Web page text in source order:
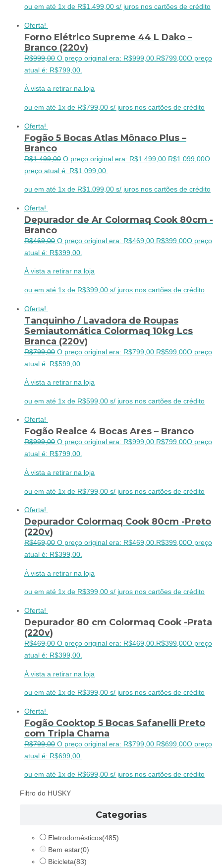
ou em até 1x de R$1.499,00 s/ juros nos cartões de crédito
Oferta!
Forno Elétrico Supreme 44 L Dako –
Branco (220v)
R$999,00 O preço original era: R$999,00. R$799,00O preço
atual é: R$799,00.
À vista a retirar na loja
ou em até 1x de R$799,00 s/ juros nos cartões de crédito
Oferta!
Fogão 5 Bocas Atlas Mônaco Plus –
Branco
R$1.499,00 O preço original era: R$1.499,00. R$1.099,00O
preço atual é: R$1.099,00.
ou em até 1x de R$1.099,00 s/ juros nos cartões de crédito
Oferta!
Depurador de Ar Colormaq Cook 80cm -
Branco
R$469,00 O preço original era: R$469,00. R$399,00O preço
atual é: R$399,00.
À vista a retirar na loja
ou em até 1x de R$399,00 s/ juros nos cartões de crédito
Oferta!
Tanquinho / Lavadora de Roupas
Semiautomática Colormaq 10kg Lcs
Branca (220v)
R$799,00 O preço original era: R$799,00. R$599,00O preço
atual é: R$599,00.
À vista a retirar na loja
ou em até 1x de R$599,00 s/ juros nos cartões de crédito
Oferta!
Fogão Realce 4 Bocas Ares – Branco
R$999,00 O preço original era: R$999,00. R$799,00O preço
atual é: R$799,00.
À vista a retirar na loja
ou em até 1x de R$799,00 s/ juros nos cartões de crédito
Oferta!
Depurador Colormaq Cook 80cm -Preto
(220v)
R$469,00 O preço original era: R$469,00. R$399,00O preço
atual é: R$399,00.
À vista a retirar na loja
ou em até 1x de R$399,00 s/ juros nos cartões de crédito
Oferta!
Depurador 80 cm Colormaq Cook -Prata
(220v)
R$469,00 O preço original era: R$469,00. R$399,00O preço
atual é: R$399,00.
À vista a retirar na loja
ou em até 1x de R$399,00 s/ juros nos cartões de crédito
Oferta!
Fogão Cooktop 5 Bocas Safanelli Preto
com Tripla Chama
R$799,00 O preço original era: R$799,00. R$699,00O preço
atual é: R$699,00.
ou em até 1x de R$699,00 s/ juros nos cartões de crédito
Filtro do HUSKY
Categorias
Eletrodomésticos(485)
Bem estar(0)
Bicicleta(83)